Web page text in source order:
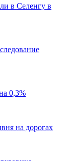
в Селенгу в
0,3%
на дорогах